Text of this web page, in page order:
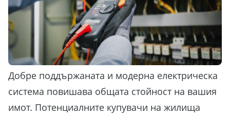
Добре поддържаната и модерна електрическа
система повишава общата стойност на вашия
имот. Потенциалните купувачи на жилища